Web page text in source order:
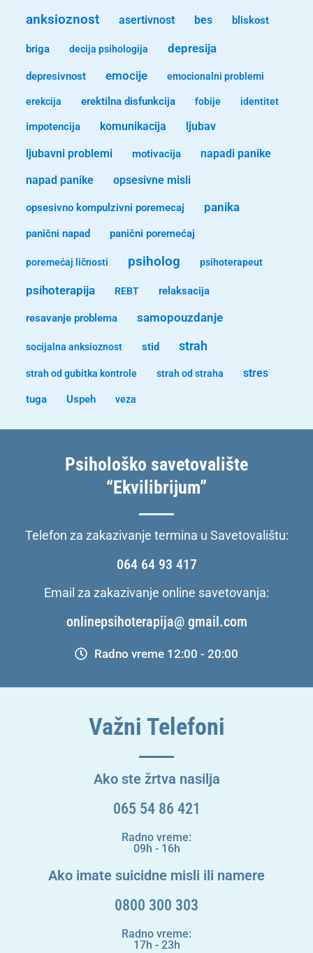
anksioznost asertivnost bes bliskost
briga decija psihologija depresija
depresivnost emocije emocionalni problemi
erekcija erektilna disfunkcija fobije identitet
impotencija komunikacija ljubav
ljubavni problemi motivacija napadi panike
napad panike opsesivne misli
opsesivno kompulzivni poremecaj panika
panični napad panični poremećaj
poremećaj ličnosti psiholog psihoterapeut
psihoterapija REBT relaksacija
resavanje problema samopouzdanje
socijalna anksioznost stid strah
strah od gubitka kontrole strah od straha stres
tuga Uspeh veza
Psihološko savetovalište
“Ekvilibrijum”
Telefon za zakazivanje termina u Savetovalištu:
064 64 93 417
Email za zakazivanje online savetovanja:
onlinepsihoterapija@ gmail.com
Radno vreme 12:00 - 20:00
Važni Telefoni
Ako ste žrtva nasilja
065 54 86 421
Radno vreme:
09h - 16h
Ako imate suicidne misli ili namere
0800 300 303
Radno vreme:
17h - 23h